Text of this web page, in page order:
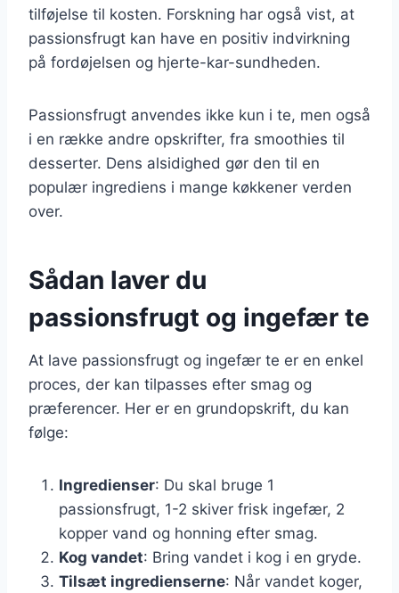
tilføjelse til kosten. Forskning har også vist, at
passionsfrugt kan have en positiv indvirkning
på fordøjelsen og hjerte-kar-sundheden.
Passionsfrugt anvendes ikke kun i te, men også
i en række andre opskrifter, fra smoothies til
desserter. Dens alsidighed gør den til en
populær ingrediens i mange køkkener verden
over.
Sådan laver du
passionsfrugt og ingefær te
At lave passionsfrugt og ingefær te er en enkel
proces, der kan tilpasses efter smag og
præferencer. Her er en grundopskrift, du kan
følge:
Ingredienser: Du skal bruge 1
passionsfrugt, 1-2 skiver frisk ingefær, 2
kopper vand og honning efter smag.
Kog vandet: Bring vandet i kog i en gryde.
Tilsæt ingredienserne: Når vandet koger,